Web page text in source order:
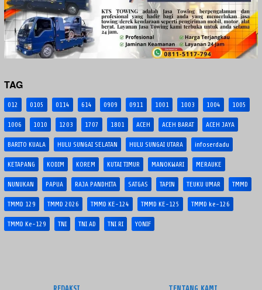
TAG
012 0105 0114 614 0909 0911 1001 1003 1004 1005
1006 1010 1203 1707 1801 ACEH ACEH BARAT ACEH JAYA
BARITO KUALA HULU SUNGAI SELATAN HULU SUNGAI UTARA infoserdadu
KETAPANG KODIM KOREM KUTAI TIMUR MANOKWARI MERAUKE
NUNUKAN PAPUA RAJA PANDHITA SATGAS TAPIN TEUKU UMAR TMMD
TMMD 129 TMMD 2026 TMMD KE-124 TMMD KE-125 TMMD ke-126
TMMD Ke-129 TNI TNI AD TNI RI YONIF